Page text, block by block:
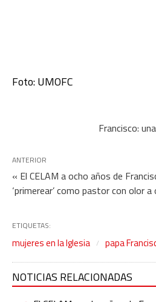
Foto: UMOFC
Francisco:
ANTERIOR
« El CELAM a ocho años de
‘primerear’ como pastor con olor a
ETIQUETAS:
mujeres en la Iglesia papa
NOTICIAS RELACIONADAS